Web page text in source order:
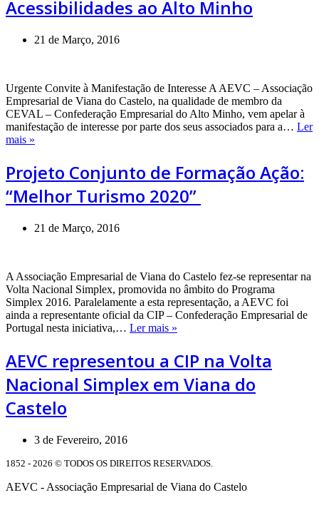
Acessibilidades
Alto
Acessibilidades ao Alto Minho
21 de Março, 2016
Urgente Convite à Manifestação de Interesse A AEVC – Associação
Empresarial de Viana do Castelo, na qualidade de membro da
CEVAL – Confederação Empresarial do Alto Minho, vem apelar à
manifestação de interesse por parte dos seus associados para a… Ler
mais »
de
Formação Ação:
“Melhor
Turismo
Projeto Conjunto de Formação Ação:
“Melhor Turismo 2020”
21 de Março, 2016
A Associação Empresarial de Viana do Castelo fez-se representar na
Volta Nacional Simplex, promovida no âmbito do Programa
Simplex 2016. Paralelamente a esta representação, a AEVC foi
ainda a representante oficial da CIP – Confederação Empresarial de
Portugal nesta iniciativa,… Ler mais »
a
CIP
na
Volta
Castelo
AEVC representou a CIP na Volta
Nacional Simplex em Viana do
Castelo
3 de Fevereiro, 2016
1852 - 2026 © TODOS OS DIREITOS RESERVADOS.
AEVC - Associação Empresarial de Viana do Castelo